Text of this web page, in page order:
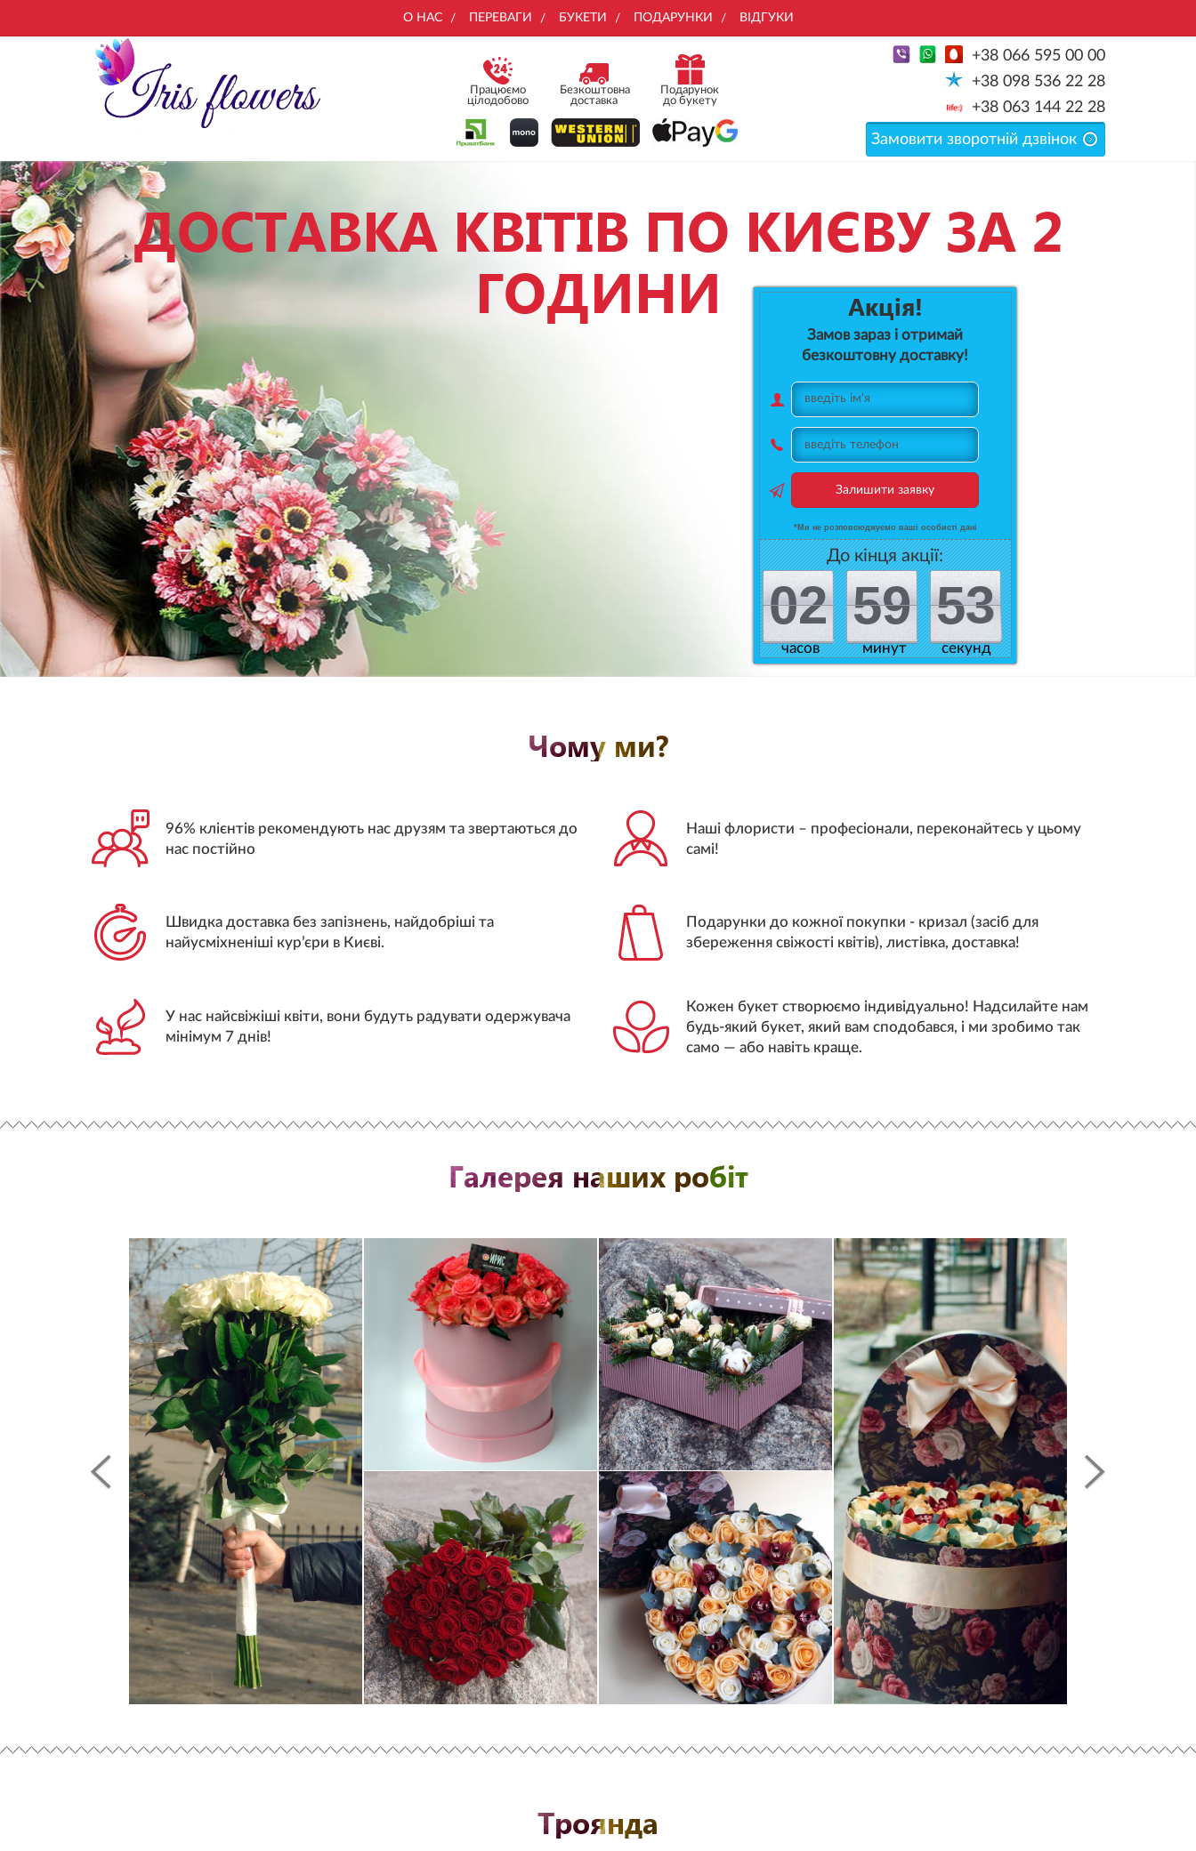
О НАС ПЕРЕВАГИ БУКЕТИ ПОДАРУНКИ ВІДГУКИ
Працюємо
цілодобово
Безкоштовна
доставка
Подарунок
до букету
+38 066 595 00 00
+38 098 536 22 28
+38 063 144 22 28
Замовити зворотній дзвінок
ДОСТАВКА КВІТІВ ПО КИЄВУ ЗА 2
ГОДИНИ
Акція!
Замов зараз і отримай
безкоштовну доставку!
*Ми не розповсюджуємо ваші особисті дані
До кінця акції:
часов
9
9
0
03
2
2
минут
0
5
50
9
9
секунд
0
5
52
1
1
Чому ми?
96% клієнтів рекомендують нас друзям та звертаються до
нас постійно
Швидка доставка без запізнень, найдобріші та
найусміхненіші кур’єри в Києві.
У нас найсвіжіші квіти, вони будуть радувати одержувача
мінімум 7 днів!
Наші флористи – професіонали, переконайтесь у цьому
самі!
Подарунки до кожної покупки - кризал (засіб для
збереження свіжості квітів), листівка, доставка!
Кожен букет створюємо індивідуально! Надсилайте нам
будь-який букет, який вам сподобався, і ми зробимо так
само — або навіть краще.
Галерея наших робіт
Троянда